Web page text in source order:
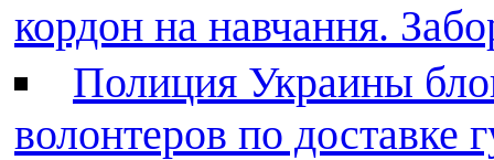
кордон на навчання.
Полиция Украины
волонтеров по